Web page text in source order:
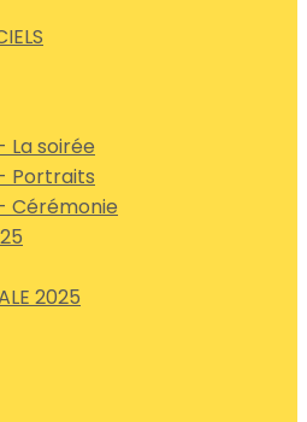
La soirée
Portraits
Cérémonie
2025